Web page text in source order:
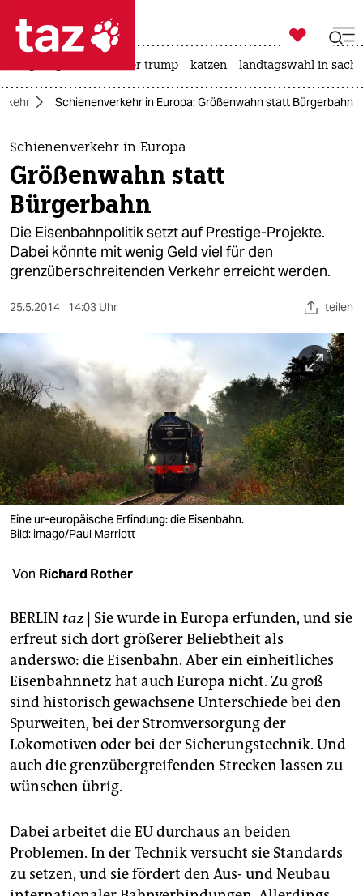
 taz zahl ich
taz zahl ich
themen
politik
öko
gesellschaft
sport
berlin
nord
wahrheit
verlag
verlag
veranstaltungen
shop
unterstützen
abo
genossenschaft
epaper login

taz zahl ich
usa unter trump katzen landtagswahl in
Schienenverkehr in Europa: Größenwahn statt Bürgerbahn
Schienenverkehr in Europa
Größenwahn statt
Bürgerbahn
Die Eisenbahnpolitik setzt auf Prestige-Projekte.
Dabei könnte mit wenig Geld viel für den
grenzüberschreitenden Verkehr erreicht werden.
25.5.2014 14:03 Uhr teilen
Eine ur-europäische Erfindung: die Eisenbahn.
Bild: imago/Paul Marriott
Von Richard Rother
BERLIN taz| Sie wurde in Europa erfunden, und sie
erfreut sich dort größerer Beliebtheit als
anderswo: die Eisenbahn. Aber ein einheitliches
Eisenbahnnetz hat auch Europa nicht. Zu groß
sind historisch gewachsene Unterschiede bei den
Spurweiten, bei der Stromversorgung der
Lokomotiven oder bei der Sicherungstechnik. Und
auch die grenzübergreifenden Strecken lassen zu
wünschen übrig.
Dabei arbeitet die EU durchaus an beiden
Problemen. In der Technik versucht sie Standards
zu setzen, und sie fördert den Aus- und Neubau